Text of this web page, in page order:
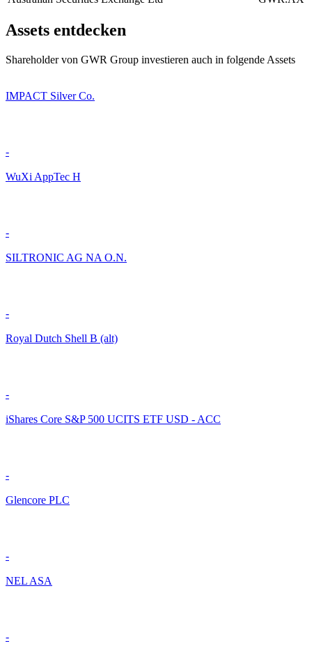
Assets entdecken
Shareholder von GWR Group investieren auch in folgende Assets
IMPACT Silver Co.
-
WuXi AppTec H
-
SILTRONIC AG NA O.N.
-
Royal Dutch Shell B (alt)
-
iShares Core S&P 500 UCITS ETF USD - ACC
-
Glencore PLC
-
NEL ASA
-